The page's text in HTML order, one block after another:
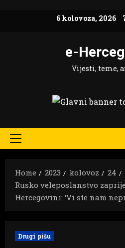
6 kolovoza, 2026
e-
Vijesti, teme,
Primary
Home
2023 kolovoz
24
Rusko veleposlanstvo
Hercegovini: ‘Vi ste nam
Drugi pišu